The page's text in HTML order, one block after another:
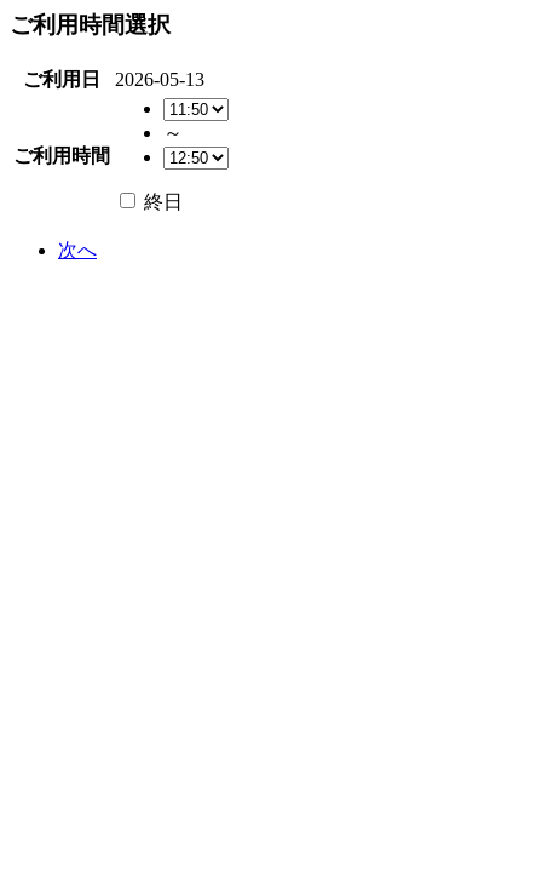
ご利用時間選択
ご利用日 2026-05-13
ご利用時間
～
終日
次へ